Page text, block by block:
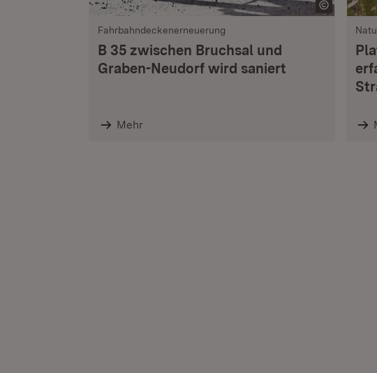
Fahrbahndeckenerneuerung
B 35 zwischen Bruchsal und
Graben-Neudorf wird saniert
Mehr